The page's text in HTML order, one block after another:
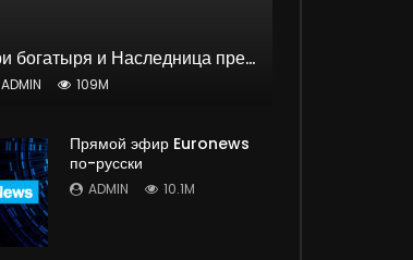
Три богатыря и Наследница престола | мультфильм
ADMIN 109M
Прямой эфир Euronews
по-русски
ADMIN 10.1M